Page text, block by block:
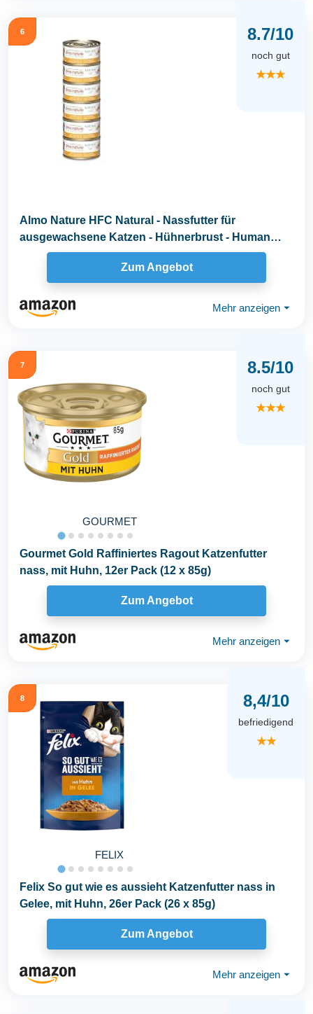
6 8.7/10
noch gut
★★★
Almo Nature HFC Natural - Nassfutter für
ausgewachsene Katzen - Hühnerbrust - Human
Grade...
Zum Angebot
Mehr anzeigen ⏷
7
GOURMET
8.5/10
noch gut
★★★
Gourmet Gold Raffiniertes Ragout Katzenfutter
nass, mit Huhn, 12er Pack (12 x 85g)
Zum Angebot
Mehr anzeigen ⏷
8
FELIX
8,4/10
befriedigend
★★
Felix So gut wie es aussieht Katzenfutter nass in
Gelee, mit Huhn, 26er Pack (26 x 85g)
Zum Angebot
Mehr anzeigen ⏷